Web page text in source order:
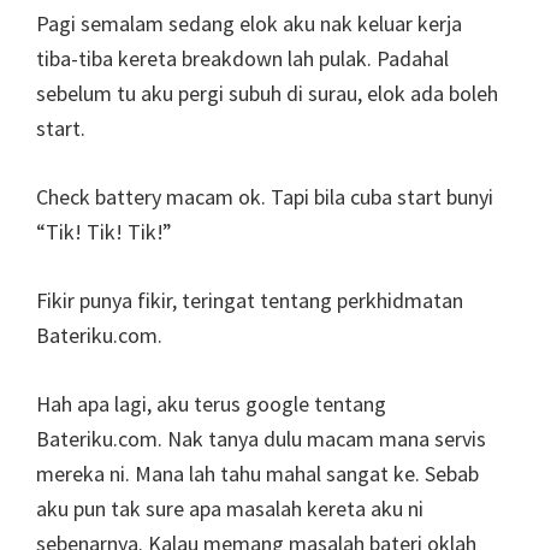
Pagi semalam sedang elok aku nak keluar kerja
tiba-tiba kereta breakdown lah pulak. Padahal
sebelum tu aku pergi subuh di surau, elok ada boleh
start.
Check battery macam ok. Tapi bila cuba start bunyi
“Tik! Tik! Tik!”
Fikir punya fikir, teringat tentang perkhidmatan
Bateriku.com.
Hah apa lagi, aku terus google tentang
Bateriku.com. Nak tanya dulu macam mana servis
mereka ni. Mana lah tahu mahal sangat ke. Sebab
aku pun tak sure apa masalah kereta aku ni
sebenarnya. Kalau memang masalah bateri oklah